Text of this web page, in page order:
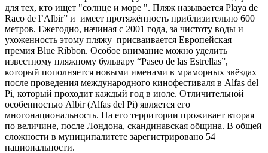
для тех, кто ищет "солнце и море ". Пляж называется Playa de
Raco de l’Albir” и имеет протяжённость приблизительно 600
метров. Ежегодно, начиная с 2001 года, за чистоту воды и
ухоженность этому пляжу присваивается Европейская
премия Blue Ribbon. Особое внимание можно уделить
известному пляжному бульвару “Paseo de las Estrellas”,
который пополняется новыми именами в мраморных звёздах
после проведения международного кинофестиваля в Alfas del
Pi, который проходит каждый год в июле. Отличительной
особенностью Albir (Alfas del Pi) является его
многонациональность. На его территории проживает вторая
по величине, после Лондона, скандинавская община. В общей
сложности в муниципалитете зарегистрировано 54
национальности.